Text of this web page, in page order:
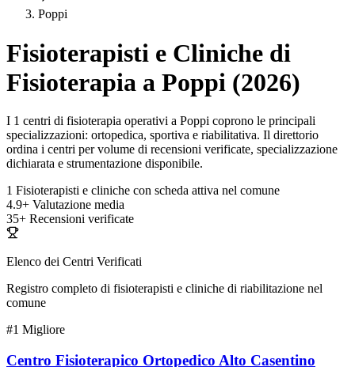
Poppi
Fisioterapisti e Cliniche di
Fisioterapia a Poppi (2026)
I 1 centri di fisioterapia operativi a Poppi coprono le principali
specializzazioni: ortopedica, sportiva e riabilitativa. Il direttorio
ordina i centri per volume di recensioni verificate, specializzazione
dichiarata e strumentazione disponibile.
1 Fisioterapisti e cliniche con scheda attiva nel comune
4.9+ Valutazione media
35+ Recensioni verificate
Elenco dei Centri Verificati
Registro completo di fisioterapisti e cliniche di riabilitazione nel
comune
#1 Migliore
Centro Fisioterapico Ortopedico Alto Casentino